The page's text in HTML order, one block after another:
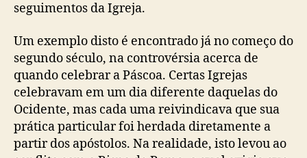
seguimentos da Igreja.
Um exemplo disto é encontrado já no começo do
segundo século, na controvérsia acerca de
quando celebrar a Páscoa. Certas Igrejas
celebravam em um dia diferente daquelas do
Ocidente, mas cada uma reivindicava que sua
prática particular foi herdada diretamente a
partir dos apóstolos. Na realidade, isto levou ao